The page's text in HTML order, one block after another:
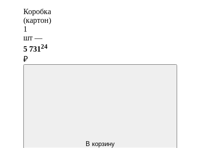
Коробка
(картон)
1
шт —
5 73124
₽
В корзину